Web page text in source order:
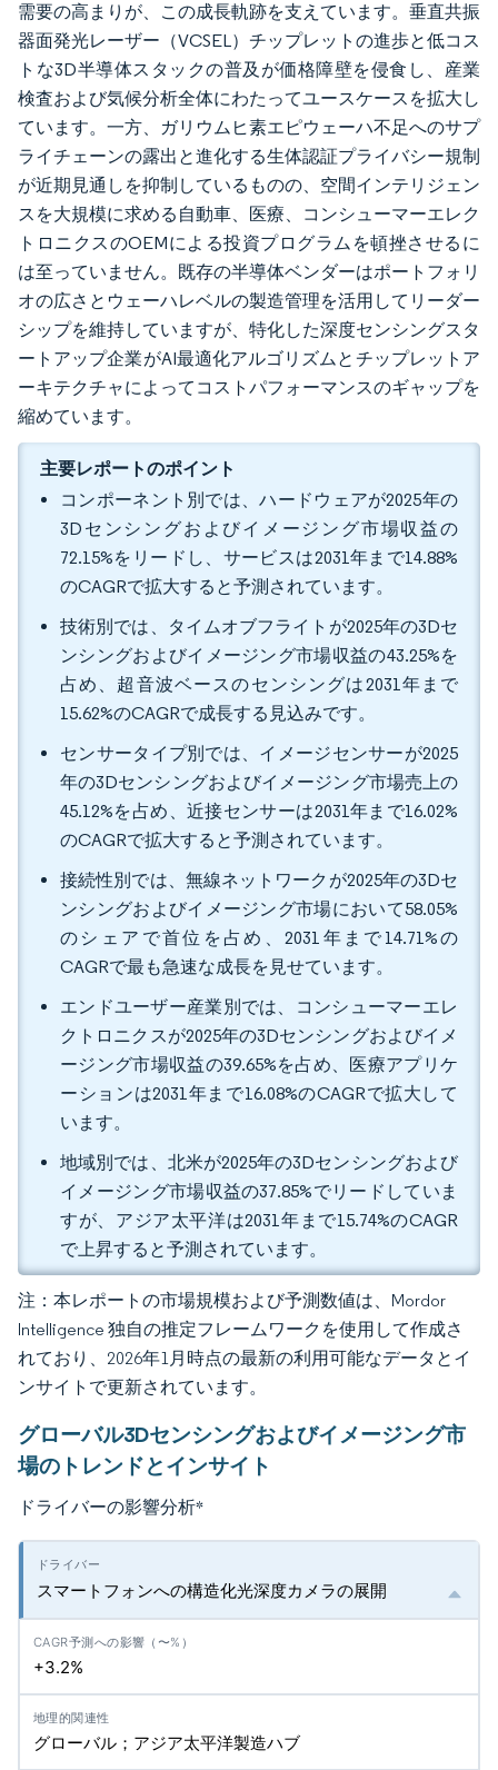
需要の高まりが、この成長軌跡を支えています。垂直共振
器面発光レーザー（VCSEL）チップレットの進歩と低コス
トな3D半導体スタックの普及が価格障壁を侵食し、産業
検査および気候分析全体にわたってユースケースを拡大し
ています。一方、ガリウムヒ素エピウェーハ不足へのサプ
ライチェーンの露出と進化する生体認証プライバシー規制
が近期見通しを抑制しているものの、空間インテリジェン
スを大規模に求める自動車、医療、コンシューマーエレク
トロニクスのOEMによる投資プログラムを頓挫させるに
は至っていません。既存の半導体ベンダーはポートフォリ
オの広さとウェーハレベルの製造管理を活用してリーダー
シップを維持していますが、特化した深度センシングスタ
ートアップ企業がAI最適化アルゴリズムとチップレットア
ーキテクチャによってコストパフォーマンスのギャップを
縮めています。
主要レポートのポイント
コンポーネント別では、ハードウェアが2025年の
3Dセンシングおよびイメージング市場収益の
72.15%をリードし、サービスは2031年まで14.88%
のCAGRで拡大すると予測されています。
技術別では、タイムオブフライトが2025年の3Dセ
ンシングおよびイメージング市場収益の43.25%を
占め、超音波ベースのセンシングは2031年まで
15.62%のCAGRで成長する見込みです。
センサータイプ別では、イメージセンサーが2025
年の3Dセンシングおよびイメージング市場売上の
45.12%を占め、近接センサーは2031年まで16.02%
のCAGRで拡大すると予測されています。
接続性別では、無線ネットワークが2025年の3Dセ
ンシングおよびイメージング市場において58.05%
のシェアで首位を占め、2031年まで14.71%の
CAGRで最も急速な成長を見せています。
エンドユーザー産業別では、コンシューマーエレ
クトロニクスが2025年の3Dセンシングおよびイメ
ージング市場収益の39.65%を占め、医療アプリケ
ーションは2031年まで16.08%のCAGRで拡大して
います。
地域別では、北米が2025年の3Dセンシングおよび
イメージング市場収益の37.85%でリードしていま
すが、アジア太平洋は2031年まで15.74%のCAGR
で上昇すると予測されています。
注：本レポートの市場規模および予測数値は、Mordor
Intelligence 独自の推定フレームワークを使用して作成さ
れており、2026年1月時点の最新の利用可能なデータとイ
ンサイトで更新されています。
グローバル3Dセンシングおよびイメージング市
場のトレンドとインサイト
ドライバーの影響分析*
スマートフォンへの構造化光深度カメラの展開
+3.2%
グローバル；アジア太平洋製造ハブ